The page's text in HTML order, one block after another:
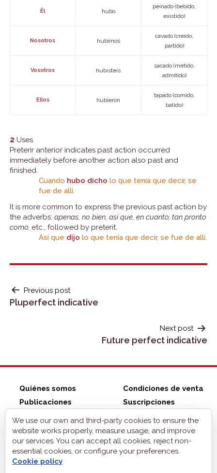
Él hubo
peinado (bebido,
existido)
Nosotros hubimos
cavado (creído,
partido)
Vosotros hubisteis
sacado (metido,
admitido)
Ellos hubieron
tapado (comido,
batido)
2 Uses
Preterir anterior indicates past action occurred
immediately before another action also past and
finished.
Cuando hubo dicho lo que tenía que decir, se
fue de allí.
It is more common to express the previous past action by
the adverbs: apenas, no bien, así que, en cuanto, tan pronto
como, etc., followed by preterit.
Así que dijo lo que tenía que decir, se fue de allí.
POST
NAVIGATION
Previous post
Pluperfect indicative
Next post
Future perfect indicative
Quiénes somos
Publicaciones
ZonaELE shop
Condiciones de venta
Suscripciones
Contacto
Aviso legal
Privacidad
Cookies
We use our own and third-party cookies to ensure the
website works properly, measure usage, and improve
our services. You can accept all cookies, reject non-
essential cookies, or configure your preferences.
Cookie policy